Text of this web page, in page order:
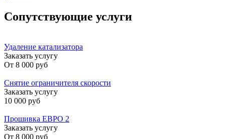
Сопутствующие услуги
Удаление катализатора
Заказать услугу
От 8 000 руб
Снятие ограничителя скорости
Заказать услугу
10 000 руб
Прошивка ЕВРО 2
Заказать услугу
От 8 000 руб